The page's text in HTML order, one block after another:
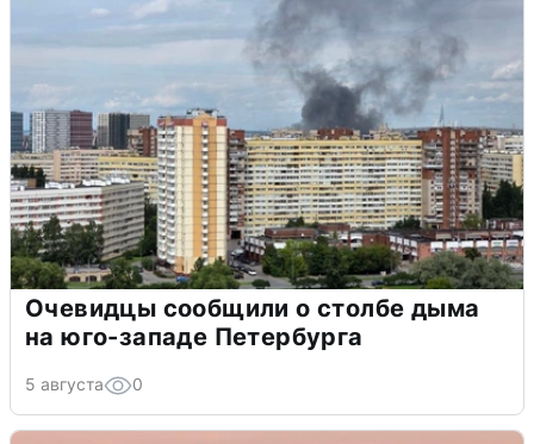
Очевидцы сообщили о столбе дыма
на юго-западе Петербурга
5 августа 0